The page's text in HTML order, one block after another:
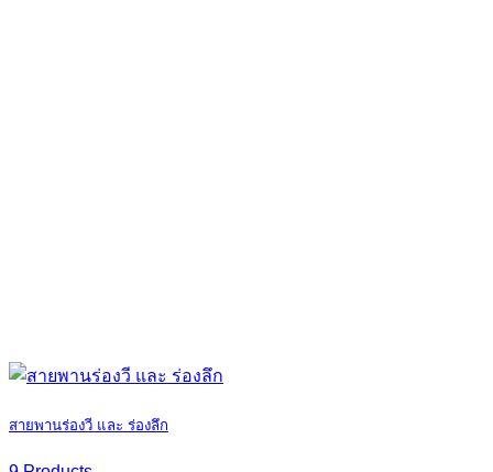
สายพานร่องวี และ ร่องลึก